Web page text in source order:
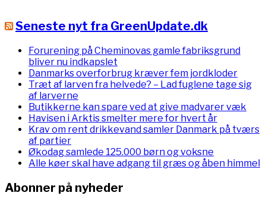
Seneste nyt fra GreenUpdate.dk
Forurening på Cheminovas gamle fabriksgrund
bliver nu indkapslet
Danmarks overforbrug kræver fem jordkloder
Træt af larven fra helvede? – Lad fuglene tage sig
af larverne
Butikkerne kan spare ved at give madvarer væk
Havisen i Arktis smelter mere for hvert år
Krav om rent drikkevand samler Danmark på tværs
af partier
Økodag samlede 125.000 børn og voksne
Alle køer skal have adgang til græs og åben himmel
Abonner på nyheder